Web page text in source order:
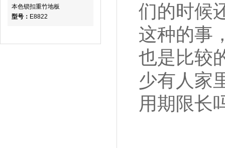
本色锁扣重竹地板
型号： E8822
们的时候
这种的事
也是比较
少有人家
用期限长